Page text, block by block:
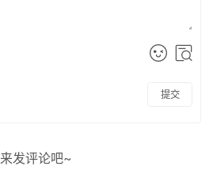
提交
来发评论吧~